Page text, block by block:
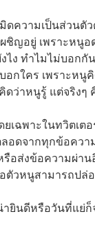
วามเป็นส่วนตัว
ญอยู่ เพราะหนู
ง ทำไมไม่บอก
ใคร เพราะหนู
ว่าหนูรู้ แต่จริงๆ
เฉพาะในทวิตเ
อดจากทุกข้อค
อส่งข้อความผ่า
วหนูสามารถปล่
ยินดีหรือวันที่แย่